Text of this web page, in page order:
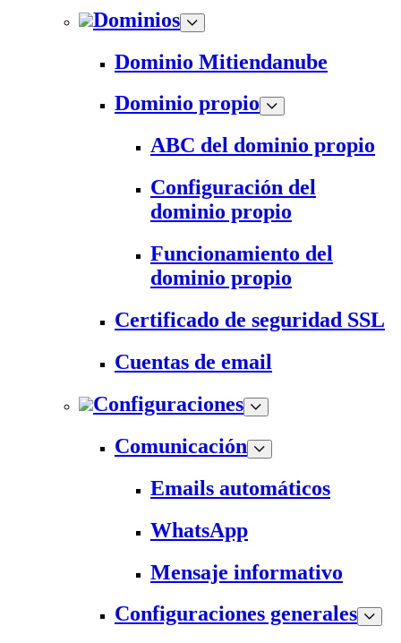
Dominios
Dominio Mitiendanube
Dominio propio
ABC del dominio propio
Configuración del
dominio propio
Funcionamiento del
dominio propio
Certificado de seguridad SSL
Cuentas de email
Configuraciones
Comunicación
Emails automáticos
WhatsApp
Mensaje informativo
Configuraciones generales